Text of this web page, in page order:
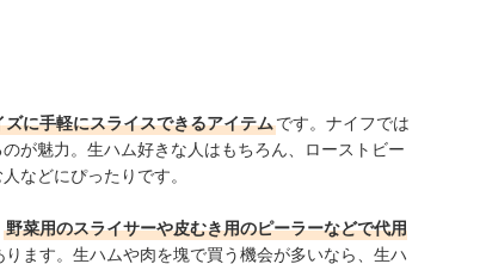
に手軽にスライスできるアイテムです。ナイフでは
が魅力。生ハム好きな人はもちろん、ローストビー
などにぴったりです。
野菜用のスライサーや皮むき用のピーラーなどで代用
ります。生ハムや肉を塊で買う機会が多いなら、生ハ